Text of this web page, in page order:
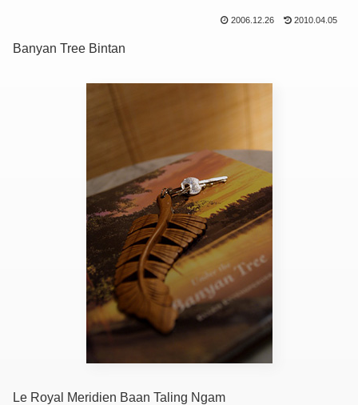
2006.12.26 2010.04.05
Banyan Tree Bintan
Le Royal Meridien Baan Taling Ngam